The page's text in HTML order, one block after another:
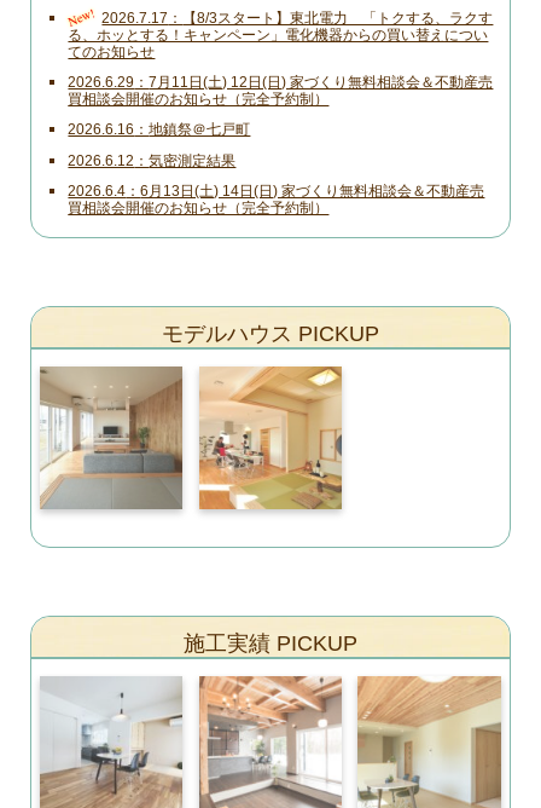
New! 2026.7.17
【8/3スタート】東北電力 「トクする、ラクす
る、ホッとする！キャンペーン」電化機器からの買い替えについ
てのお知らせ
2026.6.29
7月11日(土) 12日(日) 家づくり無料相談会＆不動産売
買相談会開催のお知らせ（完全予約制）
2026.6.16 地鎮祭＠七戸町
2026.6.12 気密測定結果
2026.6.4
6月13日(土) 14日(日) 家づくり無料相談会＆不動産売
買相談会開催のお知らせ（完全予約制）
モデルハウス PICKUP
施工実績 PICKUP